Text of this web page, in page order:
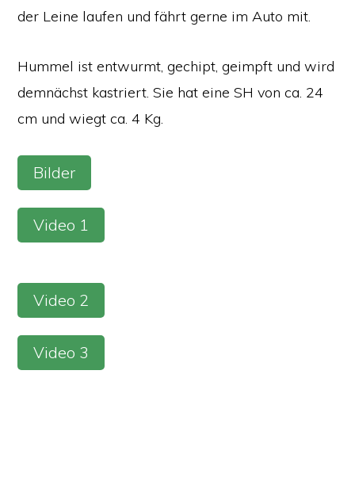
der Leine laufen und fährt gerne im Auto mit.
Hummel ist entwurmt, gechipt, geimpft und wird
demnächst kastriert. Sie hat eine SH von ca. 24
cm und wiegt ca. 4 Kg.
Bilder
Video 1
Video 2
Video 3